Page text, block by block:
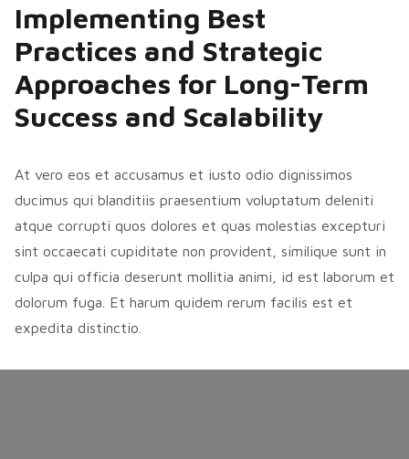
Implementing Best
Practices and Strategic
Approaches for Long-Term
Success and Scalability
At vero eos et accusamus et iusto odio dignissimos
ducimus qui blanditiis praesentium voluptatum deleniti
atque corrupti quos dolores et quas molestias excepturi
sint occaecati cupiditate non provident, similique sunt in
culpa qui officia deserunt mollitia animi, id est laborum et
dolorum fuga. Et harum quidem rerum facilis est et
expedita distinctio.